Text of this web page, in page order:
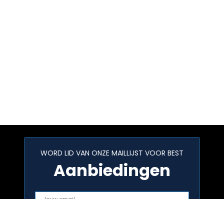
WORD LID VAN ONZE MAILLIJST VOOR BEST
Aanbiedingen